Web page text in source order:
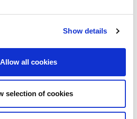
Show details
Allow all cookies
selection of cookies
i
się ponad 37 milionów
rocznie. Marka własna jest